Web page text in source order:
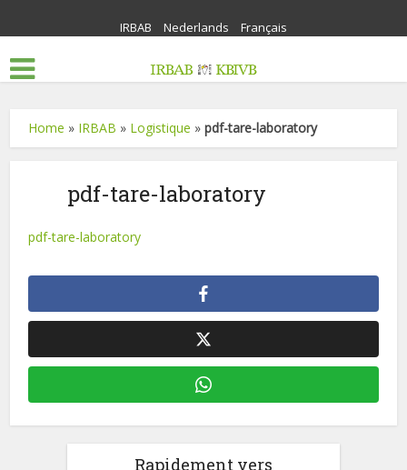
IRBAB Nederlands Français
Home » IRBAB » Logistique »pdf-tare-laboratory
pdf-tare-laboratory
pdf-tare-laboratory
Rapidement vers